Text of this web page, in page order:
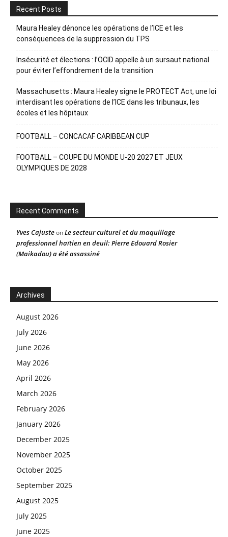
Recent Posts
Maura Healey dénonce les opérations de l’ICE et les
conséquences de la suppression du TPS
Insécurité et élections : l’OCID appelle à un sursaut national
pour éviter l’effondrement de la transition
Massachusetts : Maura Healey signe le PROTECT Act, une loi
interdisant les opérations de l’ICE dans les tribunaux, les
écoles et les hôpitaux
FOOTBALL – CONCACAF CARIBBEAN CUP
FOOTBALL – COUPE DU MONDE U-20 2027 ET JEUX
OLYMPIQUES DE 2028
Recent Comments
Yves CajusteonLe secteur culturel et du maquillage
professionnel haïtien en deuil: Pierre Edouard Rosier
(Maikadou) a été assassiné
Archives
August 2026
July 2026
June 2026
May 2026
April 2026
March 2026
February 2026
January 2026
December 2025
November 2025
October 2025
September 2025
August 2025
July 2025
June 2025